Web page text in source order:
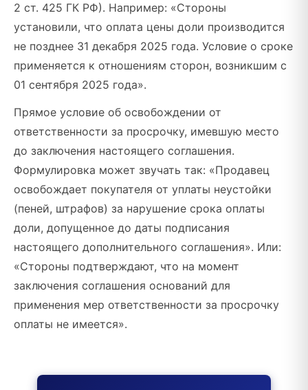
2 ст. 425 ГК РФ). Например: «Стороны
установили, что оплата цены доли производится
не позднее 31 декабря 2025 года. Условие о сроке
применяется к отношениям сторон, возникшим с
01 сентября 2025 года».
Прямое условие об освобождении от
ответственности за просрочку, имевшую место
до заключения настоящего соглашения.
Формулировка может звучать так: «Продавец
освобождает покупателя от уплаты неустойки
(пеней, штрафов) за нарушение срока оплаты
доли, допущенное до даты подписания
настоящего дополнительного соглашения». Или:
«Стороны подтверждают, что на момент
заключения соглашения оснований для
применения мер ответственности за просрочку
оплаты не имеется».